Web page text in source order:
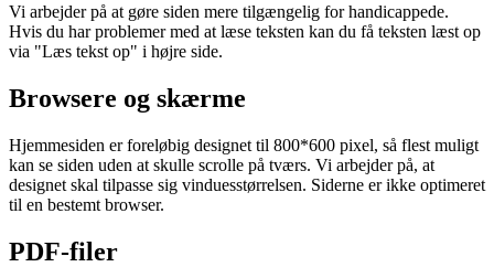
Vi arbejder på at gøre siden mere tilgængelig for handicappede.
Hvis du har problemer med at læse teksten kan du få teksten læst op
via "Læs tekst op" i højre side.
Browsere og skærme
Hjemmesiden er foreløbig designet til 800*600 pixel, så flest muligt
kan se siden uden at skulle scrolle på tværs. Vi arbejder på, at
designet skal tilpasse sig vinduesstørrelsen. Siderne er ikke optimeret
til en bestemt browser.
PDF-filer